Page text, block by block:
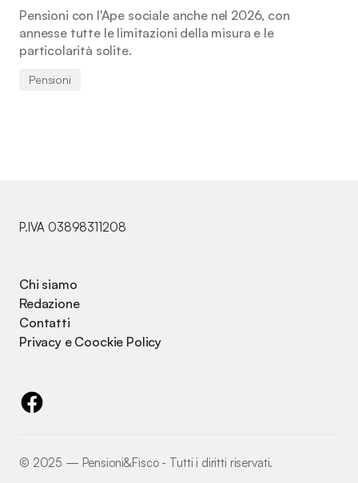
Pensioni con l'Ape sociale anche nel 2026, con
annesse tutte le limitazioni della misura e le
particolarità solite.
Pensioni
P.IVA 03898311208
Chi siamo
Redazione
Contatti
Privacy e Coockie Policy
©️ 2025 — Pensioni&Fisco - Tutti i diritti riservati.